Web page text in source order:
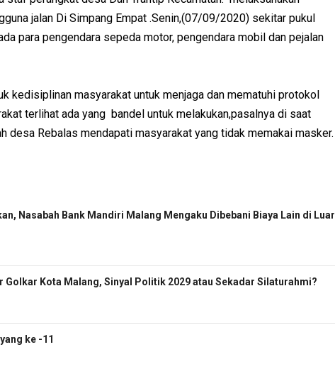
jalan Di Simpang Empat .Senin,(07/09/2020) sekitar pukul
para pengendara sepeda motor, pengendara mobil dan pejalan
kedisiplinan masyarakat untuk menjaga dan mematuhi protokol
terlihat ada yang bandel untuk melakukan,pasalnya di saat
desa Rebalas mendapati masyarakat yang tidak memakai masker.
Nasabah Bank Mandiri Malang Mengaku Dibebani Biaya Lain di Luar
Golkar Kota Malang, Sinyal Politik 2029 atau Sekadar Silaturahmi?
ke -11